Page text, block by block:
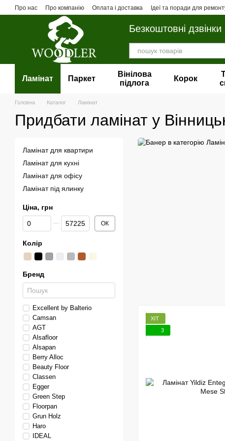
Перейти до основного контенту
Про нас Про компанію Оплата і доставка Ідеї та поради для
Безкоштовні дзвінки
Ламінат Паркет
Вінілова
пiдлога
Корок
Головна Каталог Ламінат
Придбати ламінат у
ХІТ
3
Ламінат для квартири
Ламінат для кухні
Ламінат для офісу
Ламінат під ялинку
Ціна, грн
Від Ціна, грн
До Ціна, грн ОК
Колір
Бренд
Excellent by Balterio
Сamsan
AGT
Alsafloor
Alsapan
Berry Alloc
Beauty Floor
Classen
Egger
Green Step
Floorpan
Grun Holz
Haro
IDEAL